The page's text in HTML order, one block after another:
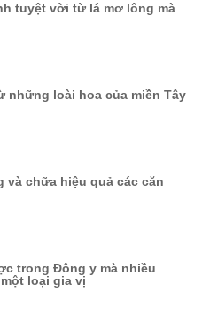
tuyệt vời từ lá mơ lông mà
những loài hoa của miền Tây
và chữa hiệu quả các căn
trong Đông y mà nhiều
loại gia vị